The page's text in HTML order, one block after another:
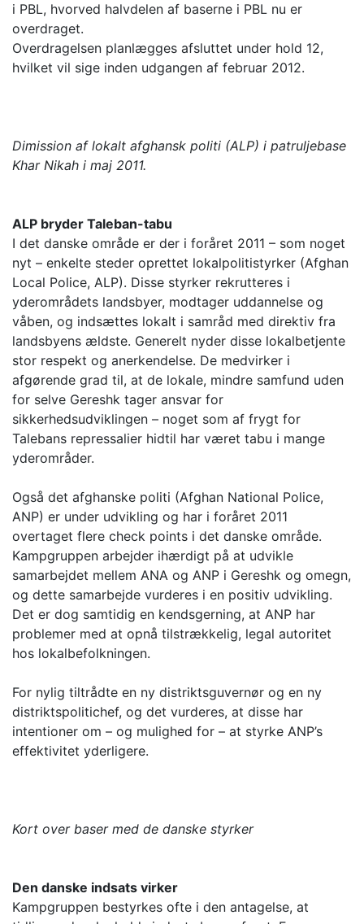
i PBL, hvorved halvdelen af baserne i PBL nu er
overdraget.
Overdragelsen planlægges afsluttet under hold 12,
hvilket vil sige inden udgangen af februar 2012.
Dimission af lokalt afghansk politi (ALP) i patruljebase
Khar Nikah i maj 2011.
ALP bryder Taleban-tabu
I det danske område er der i foråret 2011 – som noget
nyt – enkelte steder oprettet lokalpolitistyrker (Afghan
Local Police, ALP). Disse styrker rekrutteres i
yderområdets landsbyer, modtager uddannelse og
våben, og indsættes lokalt i samråd med direktiv fra
landsbyens ældste. Generelt nyder disse lokalbetjente
stor respekt og anerkendelse. De medvirker i
afgørende grad til, at de lokale, mindre samfund uden
for selve Gereshk tager ansvar for
sikkerhedsudviklingen – noget som af frygt for
Talebans repressalier hidtil har været tabu i mange
yderområder.
Også det afghanske politi (Afghan National Police,
ANP) er under udvikling og har i foråret 2011
overtaget flere check points i det danske område.
Kampgruppen arbejder ihærdigt på at udvikle
samarbejdet mellem ANA og ANP i Gereshk og omegn,
og dette samarbejde vurderes i en positiv udvikling.
Det er dog samtidig en kendsgerning, at ANP har
problemer med at opnå tilstrækkelig, legal autoritet
hos lokalbefolkningen.
For nylig tiltrådte en ny distriktsguvernør og en ny
distriktspolitichef, og det vurderes, at disse har
intentioner om – og mulighed for – at styrke ANP’s
effektivitet yderligere.
Kort over baser med de danske styrker
Den danske indsats virker
Kampgruppen bestyrkes ofte i den antagelse, at